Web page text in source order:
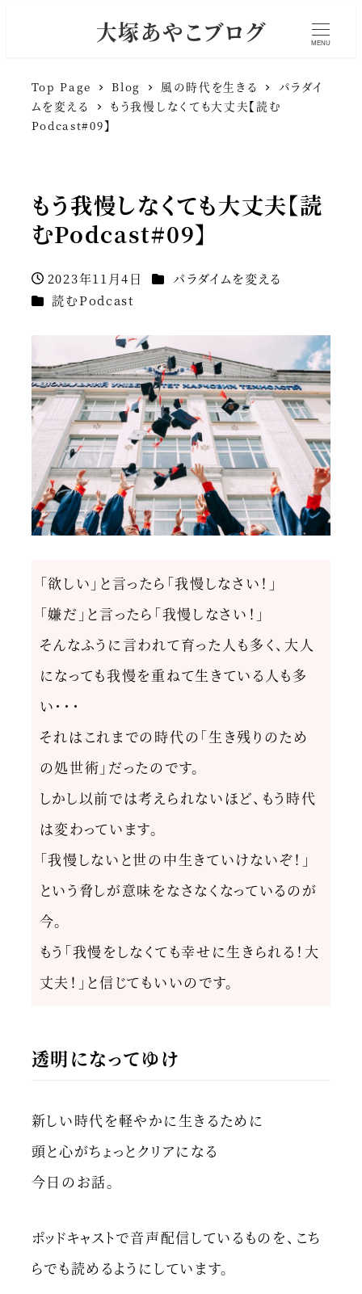
大塚あやこブログ MENU
Top Page Blog 風の時代を生きる
パラダイ
ムを変える
もう我慢しなくても大丈夫【読む
Podcast#09】
もう我慢しなくても大丈夫【読
むPodcast#09】
投稿日
2023年11月4日 カテゴリー
パラダイムを変える
カテゴリー
読むPodcast
「欲しい」と言ったら「我慢しなさい！」
「嫌だ」と言ったら「我慢しなさい！」
そんなふうに言われて育った人も多く、大人
になっても我慢を重ねて生きている人も多
い・・・
それはこれまでの時代の「生き残りのため
の処世術」だったのです。
しかし以前では考えられないほど、もう時代
は変わっています。
「我慢しないと世の中生きていけないぞ！」
という脅しが意味をなさなくなっているのが
今。
もう「我慢をしなくても幸せに生きられる！大
丈夫！」と信じてもいいのです。
透明になってゆけ
新しい時代を軽やかに生きるために
頭と心がちょっとクリアになる
今日のお話。
ポッドキャストで音声配信しているものを、こち
らでも読めるようにしています。